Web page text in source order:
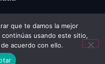
SRL
que te damos la mejor
usando este sitio,
acuerdo con ello.